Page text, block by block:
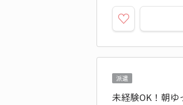
派遣
未経験OK！朝